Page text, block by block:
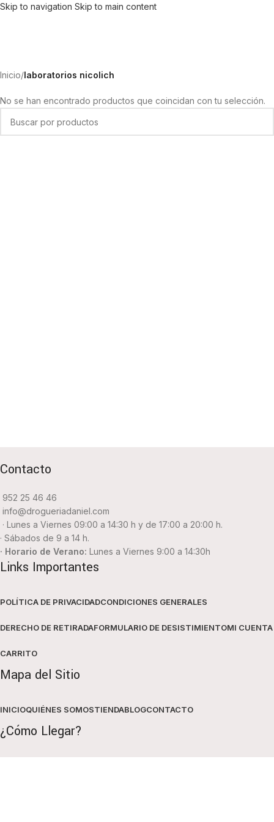
Skip to navigation Skip to main content
Inicio/laboratorios nicolich
No se han encontrado productos que coincidan con tu selección.
Contacto
952 25 46 46
info@drogueriadaniel.com
· Lunes a Viernes 09:00 a 14:30 h y de 17:00 a 20:00 h.
· Sábados de 9 a 14 h.
· Horario de Verano: Lunes a Viernes 9:00 a 14:30h
Links Importantes
POLÍTICA DE PRIVACIDADCONDICIONES GENERALES
DERECHO DE RETIRADAFORMULARIO DE DESISTIMIENTOMI CUENTA
CARRITO
Mapa del Sitio
INICIOQUIÉNES SOMOSTIENDABLOGCONTACTO
¿Cómo Llegar?